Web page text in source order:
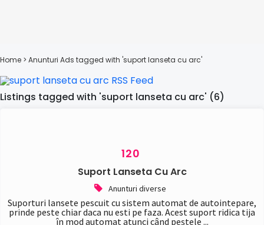
Home > Anunturi Ads tagged with 'suport lanseta cu arc'
Listings tagged with 'suport lanseta cu arc' (6)
120
Suport Lanseta Cu Arc
Anunturi diverse
Suporturi lansete pescuit cu sistem automat de autointepare,
prinde peste chiar daca nu esti pe faza. Acest suport ridica tija
în mod automat atunci când peștele ...